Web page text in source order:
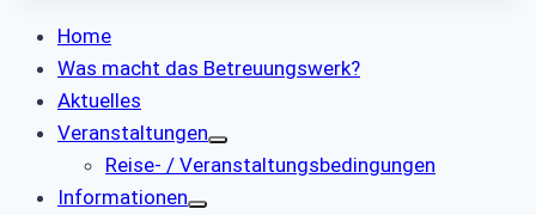
Home
Was macht das Betreuungswerk?
Aktuelles
Veranstaltungen
Reise- / Veranstaltungsbedingungen
Informationen